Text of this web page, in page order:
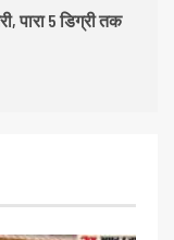
पारा 5 डिग्री तक